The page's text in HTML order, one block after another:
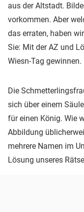
aus der Altstadt.
vorkommen. Aber
das erraten, haben
Sie: Mit der AZ und
Wiesn-Tag gewinnen.
Die
sich über einem
für einen König. Wie
Abbildung
mehrere Namen im
Lösung unseres